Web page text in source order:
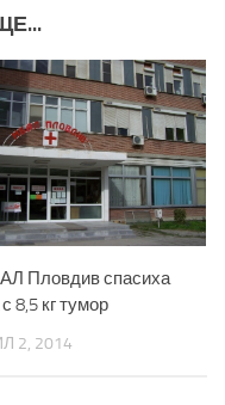
Пловдив спасиха
8,5 кг тумор
2, 2014